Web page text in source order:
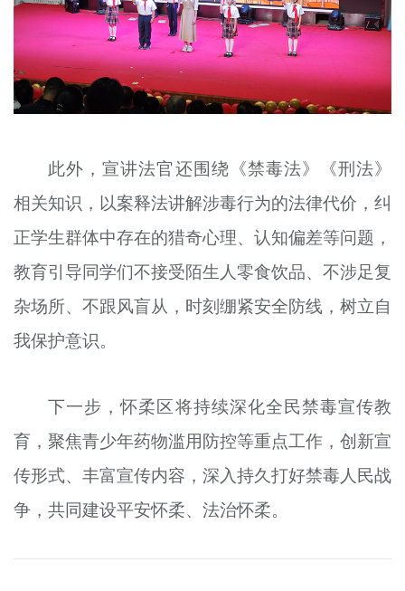
此外，宣讲法官还围绕《禁毒法》《刑法》
相关知识，以案释法讲解涉毒行为的法律代价，纠
正学生群体中存在的猎奇心理、认知偏差等问题，
教育引导同学们不接受陌生人零食饮品、不涉足复
杂场所、不跟风盲从，时刻绷紧安全防线，树立自
我保护意识。
下一步，怀柔区将持续深化全民禁毒宣传教
育，聚焦青少年药物滥用防控等重点工作，创新宣
传形式、丰富宣传内容，深入持久打好禁毒人民战
争，共同建设平安怀柔、法治怀柔。